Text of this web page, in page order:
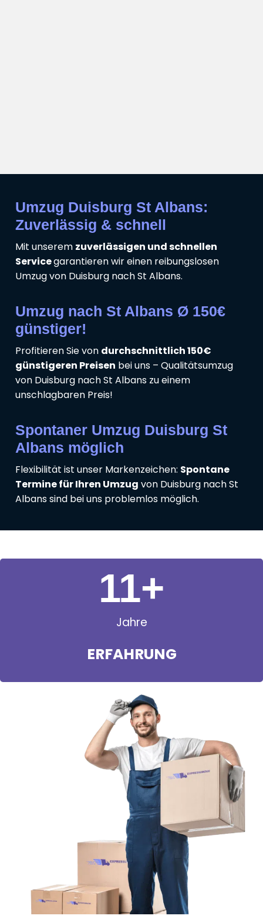
Umzug Duisburg St Albans:
Zuverlässig & schnell
Mit unserem zuverlässigen und schnellen
Servicegarantieren wir einen reibungslosen
Umzug von Duisburg nach St Albans.
Umzug nach St Albans Ø 150€
günstiger!
Profitieren Sie von durchschnittlich 150€
günstigeren Preisen bei uns – Qualitätsumzug
von Duisburg nach St Albans zu einem
unschlagbaren Preis!
Spontaner Umzug Duisburg St
Albans möglich
Flexibilität ist unser Markenzeichen: Spontane
Termine für Ihren Umzug von Duisburg nach St
Albans sind bei uns problemlos möglich.
Jahre
ERFAHRUNG
11+